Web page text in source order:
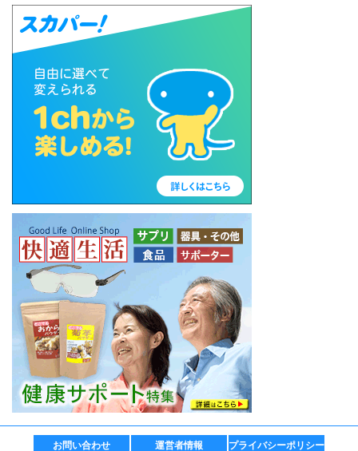
お問い合わせ 運営者情報 プライバシーポリシー